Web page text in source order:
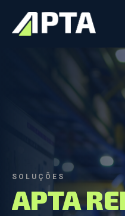
SOLUÇÕES
APTA